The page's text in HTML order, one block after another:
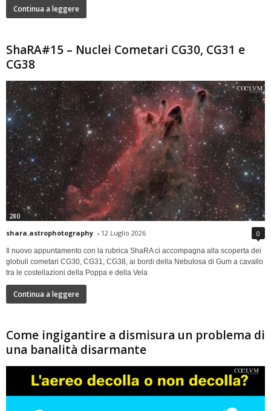
Continua a leggere
ShaRA#15 – Nuclei Cometari CG30, CG31 e
CG38
280
shara.astrophotography - 12 Luglio 2026 0
Il nuovo appuntamento con la rubrica ShaRA ci accompagna alla scoperta dei
globuli cometari CG30, CG31, CG38, ai bordi della Nebulosa di Gum a cavallo
tra le costellazioni della Poppa e della Vela
Continua a leggere
Come ingigantire a dismisura un problema di
una banalità disarmante